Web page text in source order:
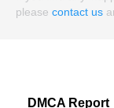
please contact us
DMCA Report